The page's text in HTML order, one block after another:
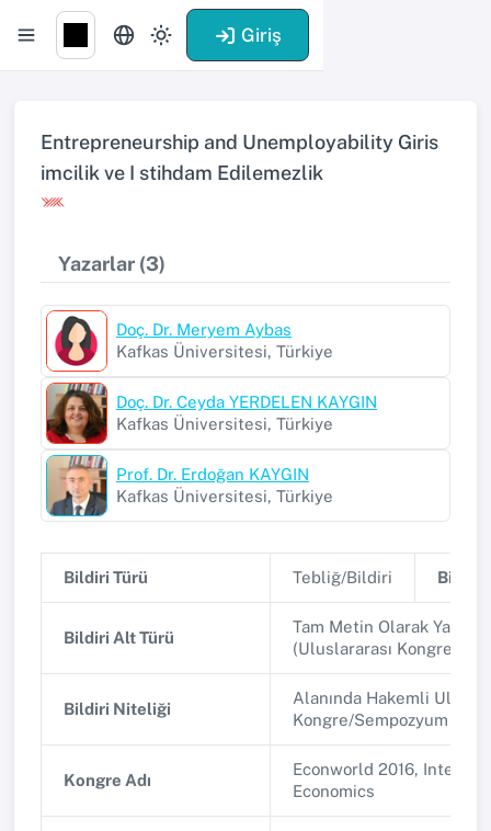
Giriş
Entrepreneurship and Unemployability Giris
imcilik ve I stihdam Edilemezlik
Yazarlar (3)
Doç. Dr. Meryem Aybas
Kafkas Üniversitesi, Türkiye
Doç. Dr. Ceyda YERDELEN KAYGIN
Kafkas Üniversitesi, Türkiye
Prof. Dr. Erdoğan KAYGIN
Kafkas Üniversitesi, Türkiye
Bildiri Türü Tebliğ/Bildiri Bildiri
Bildiri Alt Türü
Tam Metin Olarak
(Uluslararası Kongre/
Bildiri Niteliği
Alanında Hakemli
Kongre/Sempozyum
Kongre Adı
Econworld 2016,
Economics